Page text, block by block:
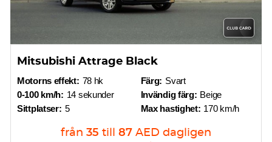
Mitsubishi Attrage Black
Motorns effekt: 78 hk
0-100 km/h: 14 sekunder
Sittplatser: 5
Färg: Svart
Invändig färg: Beige
Max hastighet: 170 km/h
från 35 till 87 AED dagligen